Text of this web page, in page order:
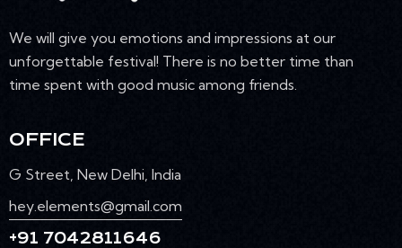
We will give you emotions and impressions at our
unforgettable festival! There is no better time than
time spent with good music among friends.
OFFICE
G Street, New Delhi, India
hey.elements@gmail.com
+91 7042811646